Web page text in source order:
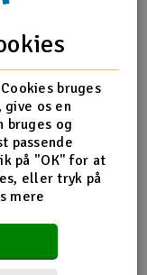
fra norsk.
i form og
illustrere
bruges
os en
bruges og
passende
på "OK" for at
eller tryk på
mere